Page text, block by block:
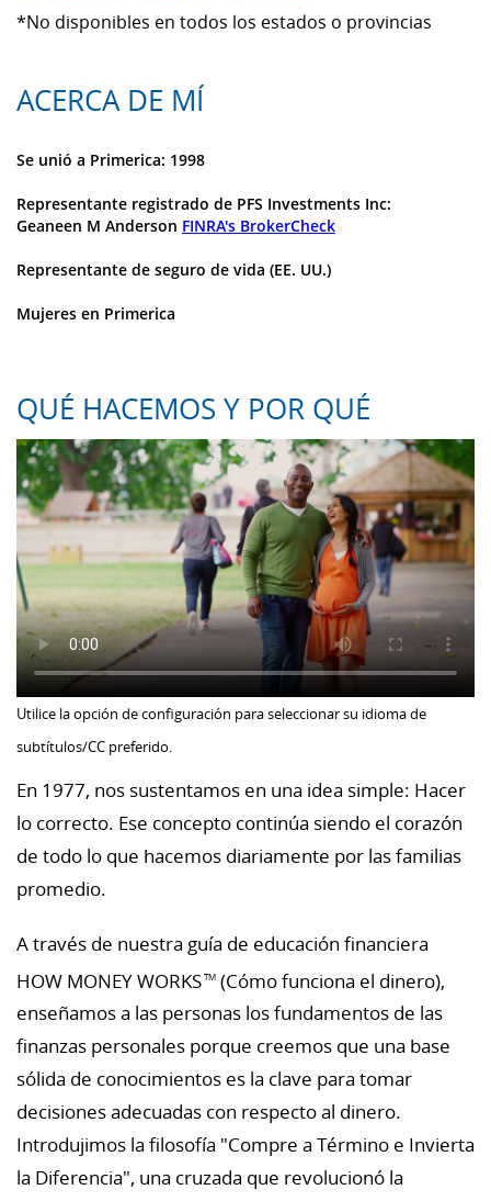
*No disponibles en todos los estados o provincias
ACERCA DE MÍ
Se unió a Primerica: 1998
Representante registrado de PFS Investments Inc:
Geaneen M Anderson FINRA's BrokerCheck
Representante de seguro de vida (EE. UU.)
Mujeres en Primerica
QUÉ HACEMOS Y POR QUÉ
Utilice la opción de configuración para seleccionar su idioma de
subtítulos/CC preferido.
En 1977, nos sustentamos en una idea simple: Hacer
lo correcto. Ese concepto continúa siendo el corazón
de todo lo que hacemos diariamente por las familias
promedio.
A través de nuestra guía de educación financiera
HOW MONEY WORKSTM (Cómo funciona el dinero),
enseñamos a las personas los fundamentos de las
finanzas personales porque creemos que una base
sólida de conocimientos es la clave para tomar
decisiones adecuadas con respecto al dinero.
Introdujimos la filosofía "Compre a Término e Invierta
la Diferencia", una cruzada que revolucionó la